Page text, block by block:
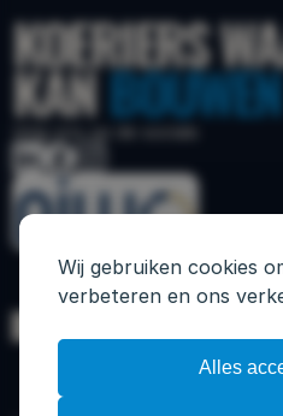
Wij gebruiken cookies
verbeteren en ons
Alles
KOERIERS
KAN BOUWEN
Volg ons op de socials
DIENSTENOVER